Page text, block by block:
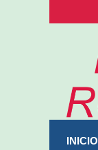
INICIO